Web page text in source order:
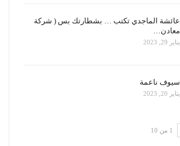
عائشة الماجدي تكتب … بشطارتك بس ( شركة
معادن…
يناير 29, 2023
سيوف ناعمة
يناير 20, 2023
1 من 10